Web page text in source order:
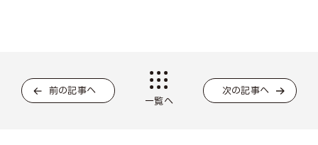
前の記事へ
一覧へ
次の記事へ